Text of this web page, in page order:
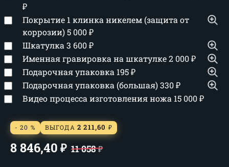
₽
Покрытие 1 клинка никелем (защита от
коррозии)5 000₽
Шкатулка 3 600₽
Именная гравировка на шкатулке2 000₽
Подарочная упаковка 195₽
Подарочная упаковка (большая)330₽
Видео процесса изготовления ножа 15 000₽
- 20 % ВЫГОДА 2 211,60 ₽
8 846,40 ₽ 11 058₽